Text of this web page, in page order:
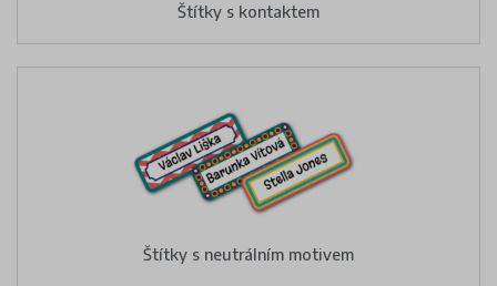
Štítky s kontaktem
Štítky s neutrálním motivem